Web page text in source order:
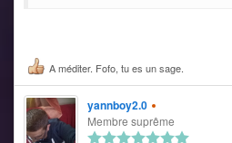
A méditer. Fofo, tu es un sage.
yannboy2.0
Membre suprême